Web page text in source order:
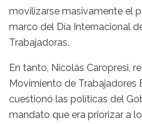
movilizarse masivamente el
marco del Día Internacional
Trabajadoras.
En tanto, Nicolás Caropresi,
Movimiento de Trabajadores
cuestionó las políticas del
mandato que era priorizar a